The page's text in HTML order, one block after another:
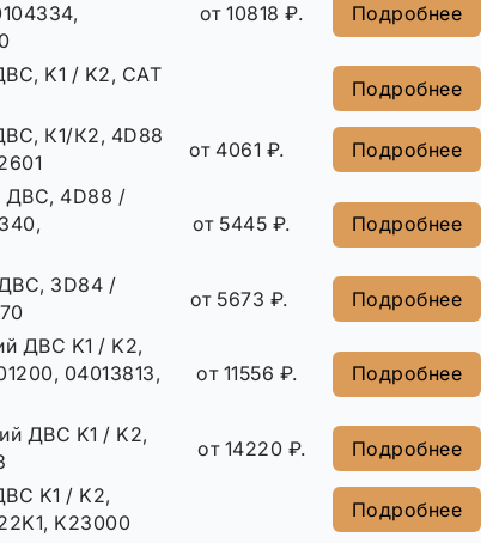
от 10818 ₽. Подробнее
K1 / K2, CAT
Подробнее
К1/К2, 4D88
от 4061 ₽. Подробнее
ДВС, 4D88 /
от 5445 ₽. Подробнее
3D84 /
от 5673 ₽. Подробнее
ДВС K1 / K2,
04013813,
от 11556 ₽. Подробнее
ДВС K1 / K2,
от 14220 ₽. Подробнее
K1 / K2,
K23000
Подробнее